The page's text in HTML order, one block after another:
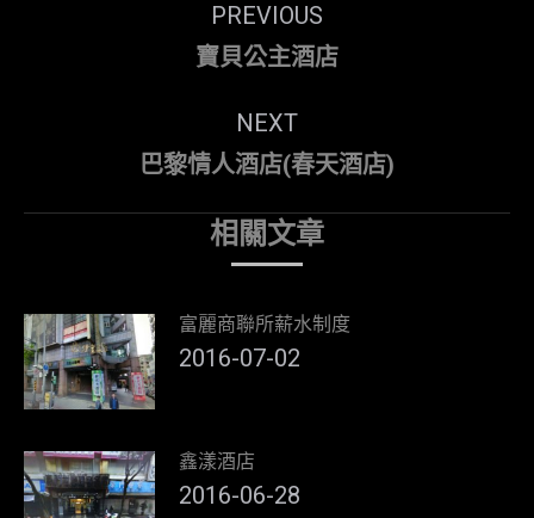
navigation
PREVIOUS
Previous
寶貝公主酒店
NEXT
Next
巴黎情人酒店(春天酒店)
相關文章
富麗商聯所薪水制度
2016-07-02
鑫漾酒店
2016-06-28